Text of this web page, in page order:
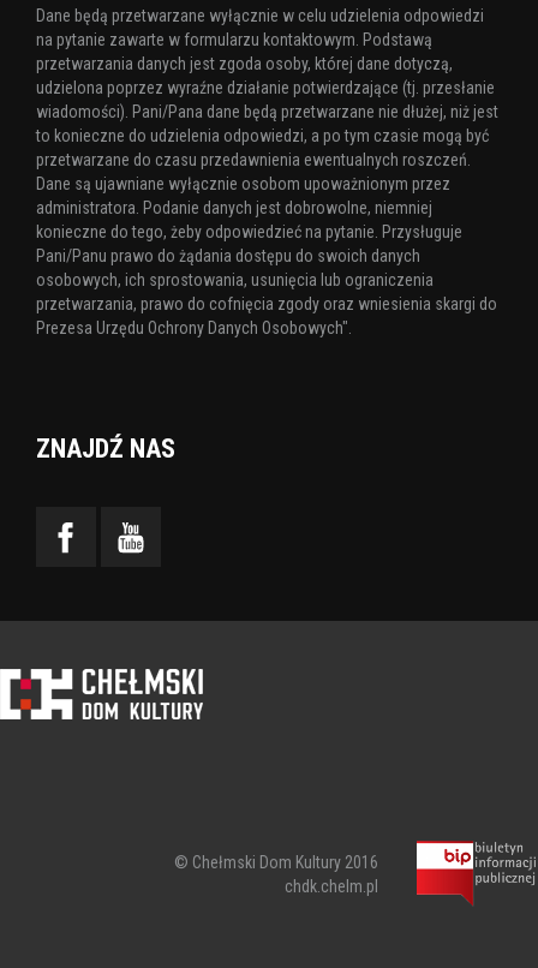
Dane będą przetwarzane wyłącznie w celu udzielenia odpowiedzi
na pytanie zawarte w formularzu kontaktowym. Podstawą
przetwarzania danych jest zgoda osoby, której dane dotyczą,
udzielona poprzez wyraźne działanie potwierdzające (tj. przesłanie
wiadomości). Pani/Pana dane będą przetwarzane nie dłużej, niż jest
to konieczne do udzielenia odpowiedzi, a po tym czasie mogą być
przetwarzane do czasu przedawnienia ewentualnych roszczeń.
Dane są ujawniane wyłącznie osobom upoważnionym przez
administratora. Podanie danych jest dobrowolne, niemniej
konieczne do tego, żeby odpowiedzieć na pytanie. Przysługuje
Pani/Panu prawo do żądania dostępu do swoich danych
osobowych, ich sprostowania, usunięcia lub ograniczenia
przetwarzania, prawo do cofnięcia zgody oraz wniesienia skargi do
Prezesa Urzędu Ochrony Danych Osobowych".
ZNAJDŹ NAS
© Chełmski Dom Kultury 2016
chdk.chelm.pl